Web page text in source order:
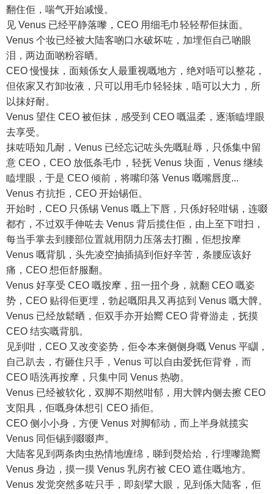
翻住佢，喘气开始减慢。
见 Venus 已经平静落嚟，CEO 用细毛巾轻轻帮佢抹面。
Venus 个妆已经被大陆客啲口水破坏咗，加埋佢自己啲眼
泪，两边面啲粉容晒。
CEO 慢慢抹，面颊係女人最重视嘅地方，绝对唔可以整花，
但依家又冇卸妆液，只可以用毛巾轻轻抹，唔可以大力，所
以抹好耐。
Venus 望住 CEO 被佢抹，感受到 CEO 嘅温柔，逐渐瞌埋眼
去享受。
抹咗唔知几耐，Venus 已经忘记咗头先嘅耻辱，只係集中留
意 CEO，CEO 放低条毛巾，轻抚 Venus 块面，Venus 继续
瞌埋眼，于是 CEO 倾前，将嘴印落 Venus 嘅嘴唇度...
Venus 冇抗拒，CEO 开始锡佢。
开始时，CEO 只係锡 Venus 嘅上下唇，只係好轻咁锡，连啜
都冇，不过双手伸咗去 Venus 背后揽住佢，由上至下咁扫，
每当手掌去到腰部位置就用阴力压落去打圈，佢想按摩
Venus 嘅背肌，头先凌空抽插搞到佢好辛苦，条腰应该好
痛，CEO 想佢舒服翻。
Venus 好享受 CEO 嘅按摩，扭一扭个身，就翻 CEO 嘅姿
势，CEO 贴得佢更埋，勃起嘅阳具又再掂到 Venus 嘅大髀。
Venus 已经放鬆晒，佢双手亦开始嚮 CEO 背脊游走，抚摸
CEO 结实嘅背肌。
见到咁，CEO 又改变姿势，佢令本来侧侧身嘅 Venus 平瞓，
自己趴去，冇砸住只手，Venus 可以自由爱抚佢背脊，而
CEO 唔洗再按摩，只集中同 Venus 热吻。
Venus 已经被软化，双脚不期然咁郁，用大髀内侧去擦 CEO
支阳具，佢嘅身体想引 CEO 插佢。
CEO 侧小小身，方便 Venus 对脚郁动，而上半身就揽实
Venus 同佢锡到啜啜声。
大陆客见到两条肉虫热情地缠绵，睇到㷫烚烚，行埋嚟跪嚮
Venus 身边，摸一摸 Venus 乳房冇被 CEO 遮住嘅地方。
Venus 发觉突然多咗只手，即刻擘大眼，见到係大陆客，佢